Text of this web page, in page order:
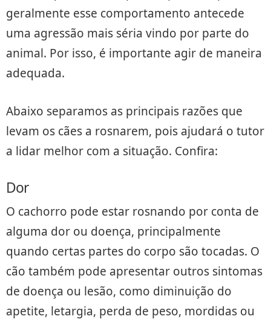
geralmente esse comportamento antecede
uma agressão mais séria vindo por parte do
animal. Por isso, é importante agir de maneira
adequada.
Abaixo separamos as principais razões que
levam os cães a rosnarem, pois ajudará o tutor
a lidar melhor com a situação. Confira:
Dor
O cachorro pode estar rosnando por conta de
alguma dor ou doença, principalmente
quando certas partes do corpo são tocadas. O
cão também pode apresentar outros sintomas
de doença ou lesão, como diminuição do
apetite, letargia, perda de peso, mordidas ou